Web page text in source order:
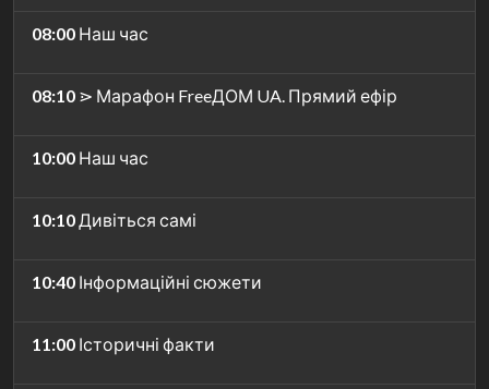
08:00 Наш час
08:10 ⋗ Марафон FreeДОМ UA. Прямий ефір
10:00 Наш час
10:10Дивіться самі
10:40 Інформаційні сюжети
11:00 Історичні факти